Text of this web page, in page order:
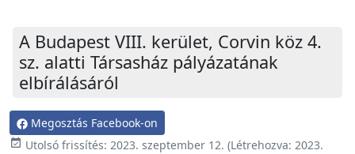
A Budapest VIII. kerület, Corvin köz 4.
sz. alatti Társasház pályázatának
elbírálásáról
Megosztás Facebook-on
event_available Utolsó frissítés: 2023. szeptember 12. (Létrehozva: 2023.